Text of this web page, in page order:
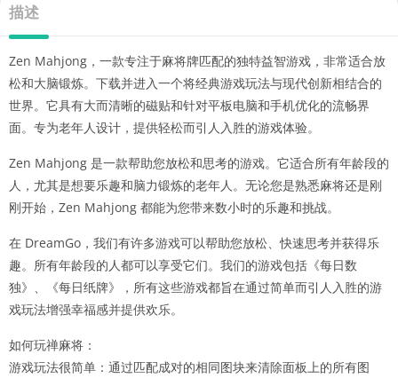
描述
Zen Mahjong，一款专注于麻将牌匹配的独特益智游戏，非常适合放
松和大脑锻炼。下载并进入一个将经典游戏玩法与现代创新相结合的
世界。它具有大而清晰的磁贴和针对平板电脑和手机优化的流畅界
面。专为老年人设计，提供轻松而引人入胜的游戏体验。
Zen Mahjong 是一款帮助您放松和思考的游戏。它适合所有年龄段的
人，尤其是想要乐趣和脑力锻炼的老年人。无论您是熟悉麻将还是刚
刚开始，Zen Mahjong 都能为您带来数小时的乐趣和挑战。
在 DreamGo，我们有许多游戏可以帮助您放松、快速思考并获得乐
趣。所有年龄段的人都可以享受它们。我们的游戏包括《每日数
独》、《每日纸牌》，所有这些游戏都旨在通过简单而引人入胜的游
戏玩法增强幸福感并提供欢乐。
如何玩禅麻将：
游戏玩法很简单：通过匹配成对的相同图块来清除面板上的所有图